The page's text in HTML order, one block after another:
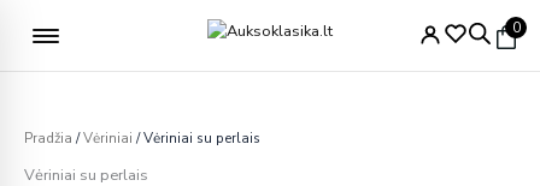
Nemokamas pristatymas nuo 49€ 0
Pradžia /Vėriniai / Vėriniai su perlais
Vėriniai su perlais